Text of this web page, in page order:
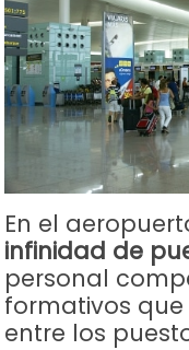
En el
infinidad de
personal
formativos que
entre los